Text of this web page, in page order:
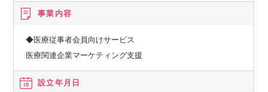
事業内容
◆医療従事者会員向けサービス
医療関連企業マーケティング支援
設立年月日